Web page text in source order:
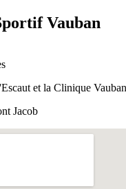
Vauban
et la Clinique
Jacob